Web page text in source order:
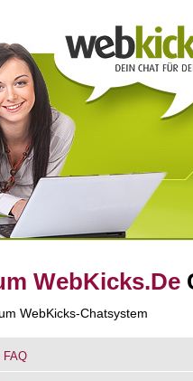
WebKicks.De
WebKicks-Chatsystem
FAQ